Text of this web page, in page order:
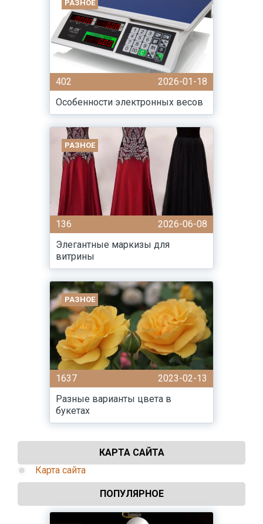
РАЗНОЕ
402
2026-01-18
Особенности электронных весов
РАЗНОЕ
136
2026-06-08
Элегантные маркизы для
витрины
РАЗНОЕ
1637
2023-02-13
Разные варианты цвета в
букетах
КАРТА САЙТА
Карта сайта
ПОПУЛЯРНОЕ